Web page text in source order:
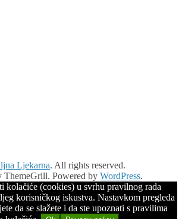
Ljekarna. All rights reserved.
ThemeGrill. Powered by WordPress.
kolačiće (cookies) u svrhu pravilnog rada
korisničkog iskustva. Nastavkom pregleda
da se slažete i da ste upoznati s pravilima